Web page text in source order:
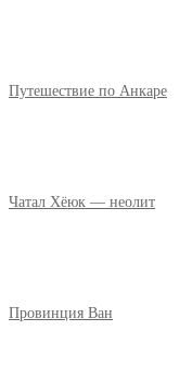
Путешествие по Анкаре
Чатал Хёюк — неолит
Провинция Ван